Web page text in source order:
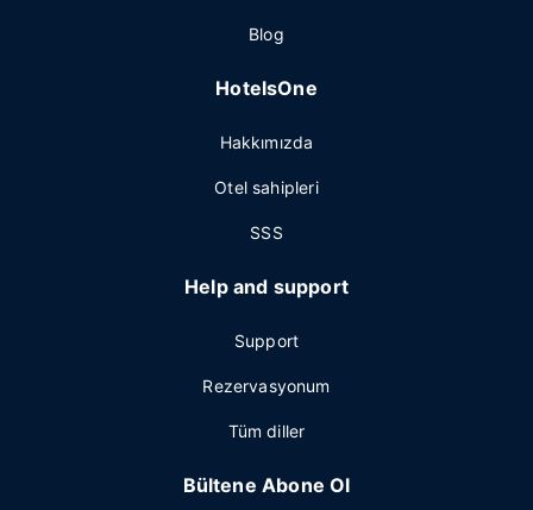
Blog
HotelsOne
Hakkımızda
Otel sahipleri
SSS
Help and support
Support
Rezervasyonum
Tüm diller
Bültene Abone Ol